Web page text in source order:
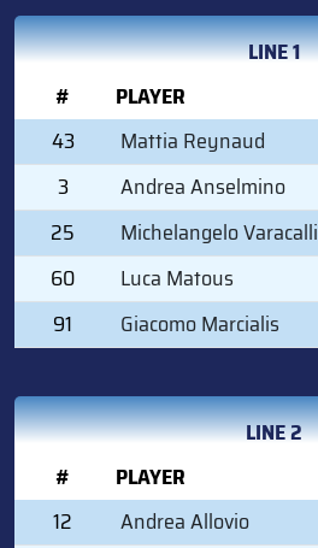
LINE 1
#
PLAYER
43
Mattia Reynaud
3
Andrea Anselmino
25
Michelangelo Varacalli
60
Luca Matous
91
Giacomo Marcialis
LINE 2
#
PLAYER
12
Andrea Allovio